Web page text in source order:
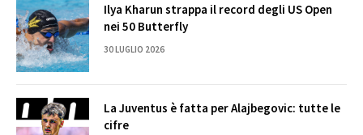
Ilya Kharun strappa il record degli US Open
nei 50 Butterfly
30 LUGLIO 2026
La Juventus è fatta per Alajbegovic: tutte le
cifre